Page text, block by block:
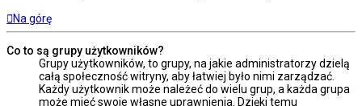
Na górę
Co to są grupy użytkowników?
Grupy użytkowników, to grupy, na jakie administratorzy dzielą
całą społeczność witryny, aby łatwiej było nimi zarządzać.
Każdy użytkownik może należeć do wielu grup, a każda grupa
może mieć swoje własne uprawnienia. Dzięki temu